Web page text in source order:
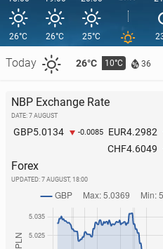
26°C
Today 26°C 10°C 36
26°C 25°C
NBP Exchange Rate
DATE: 7 AUGUST
GBP5.0134 -0.0085 EUR4.2982
CHF4.6049
Forex
UPDATED: 7 AUGUST, 18:00